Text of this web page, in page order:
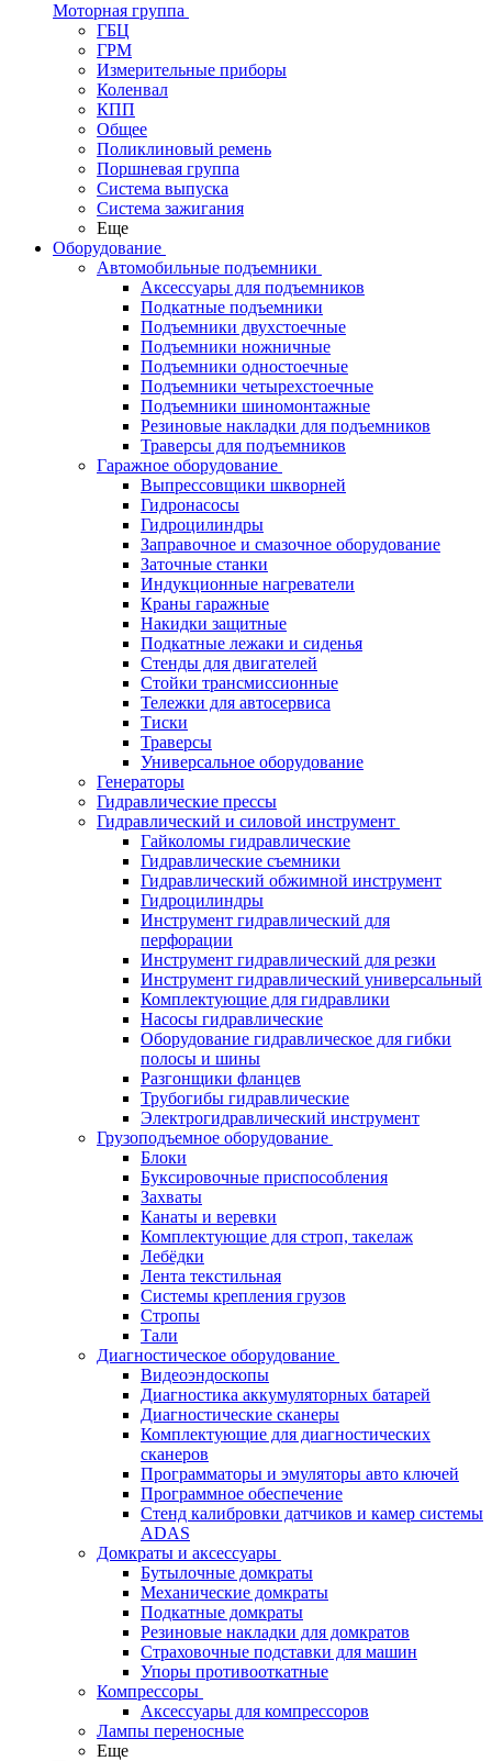
Моторная группа
ГБЦ
ГРМ
Измерительные приборы
Коленвал
КПП
Общее
Поликлиновый ремень
Поршневая группа
Система выпуска
Система зажигания
Еще
Оборудование
Автомобильные подъемники
Аксессуары для подъемников
Подкатные подъемники
Подъемники двухстоечные
Подъемники ножничные
Подъемники одностоечные
Подъемники четырехстоечные
Подъемники шиномонтажные
Резиновые накладки для подъемников
Траверсы для подъемников
Гаражное оборудование
Выпрессовщики шкворней
Гидронасосы
Гидроцилиндры
Заправочное и смазочное оборудование
Заточные станки
Индукционные нагреватели
Краны гаражные
Накидки защитные
Подкатные лежаки и сиденья
Стенды для двигателей
Стойки трансмиссионные
Тележки для автосервиса
Тиски
Траверсы
Универсальное оборудование
Генераторы
Гидравлические прессы
Гидравлический и силовой инструмент
Гайколомы гидравлические
Гидравлические съемники
Гидравлический обжимной инструмент
Гидроцилиндры
Инструмент гидравлический для
перфорации
Инструмент гидравлический для резки
Инструмент гидравлический универсальный
Комплектующие для гидравлики
Насосы гидравлические
Оборудование гидравлическое для гибки
полосы и шины
Разгонщики фланцев
Трубогибы гидравлические
Электрогидравлический инструмент
Грузоподъемное оборудование
Блоки
Буксировочные приспособления
Захваты
Канаты и веревки
Комплектующие для строп, такелаж
Лебёдки
Лента текстильная
Системы крепления грузов
Стропы
Тали
Диагностическое оборудование
Видеоэндоскопы
Диагностика аккумуляторных батарей
Диагностические сканеры
Комплектующие для диагностических
сканеров
Программаторы и эмуляторы авто ключей
Программное обеспечение
Стенд калибровки датчиков и камер системы
ADAS
Домкраты и аксессуары
Бутылочные домкраты
Механические домкраты
Подкатные домкраты
Резиновые накладки для домкратов
Страховочные подставки для машин
Упоры противооткатные
Компрессоры
Аксессуары для компрессоров
Лампы переносные
Еще